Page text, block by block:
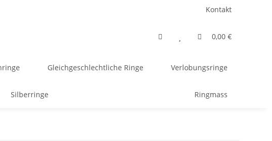
Kontakt
0,00 €
Gleichgeschlechtliche Ringe Verlobungsringe
Silberringe Ringmass